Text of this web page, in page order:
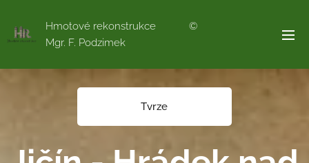
Hmotové rekonstrukce ©
Mgr. F. Podzimek
Tvrze